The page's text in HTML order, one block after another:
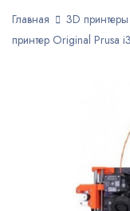
Главная 3D принтеры
принтер Original Prusa